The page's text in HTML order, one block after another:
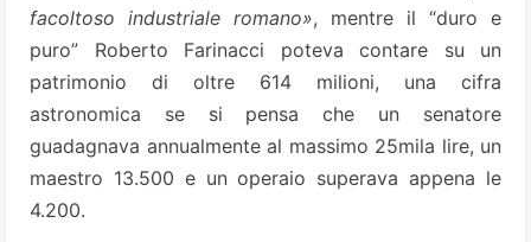
facoltoso industriale romano», mentre il “duro e
puro” Roberto Farinacci poteva contare su un
patrimonio di oltre 614 milioni, una cifra
astronomica se si pensa che un senatore
guadagnava annualmente al massimo 25mila lire, un
maestro 13.500 e un operaio superava appena le
4.200.